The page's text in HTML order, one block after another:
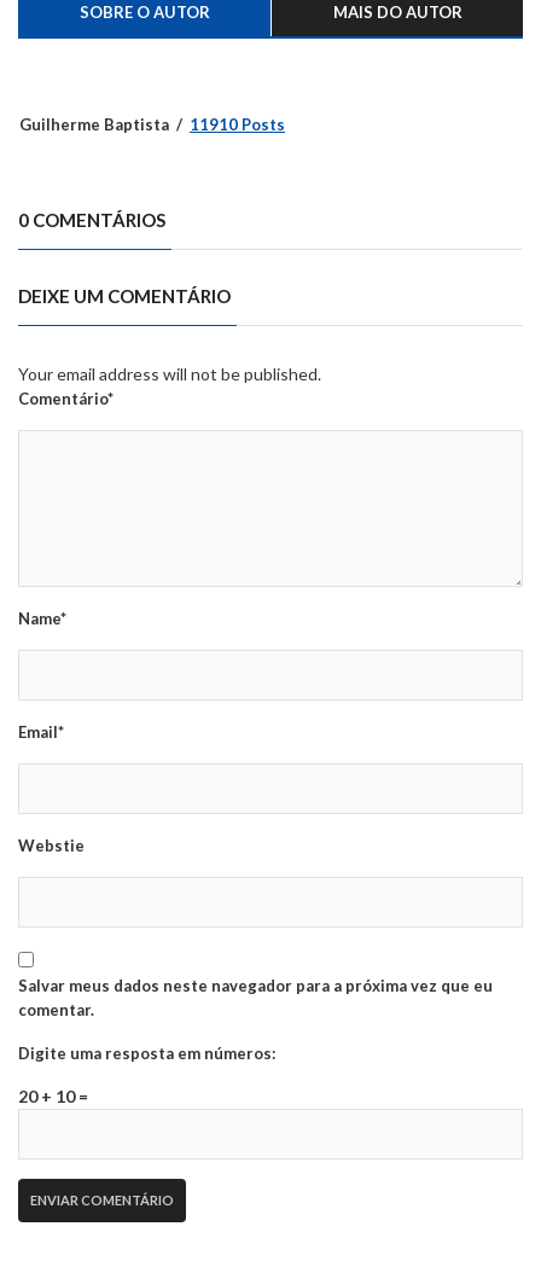
SOBRE O AUTOR MAIS DO AUTOR
Guilherme Baptista 11910 Posts
0 COMENTÁRIOS
DEIXE UM COMENTÁRIO
Your email address will not be published.
Comentário*
Name*
Email*
Webstie
Salvar meus dados neste navegador para a próxima vez que eu
comentar.
Digite uma resposta em números:
20 + 10 =